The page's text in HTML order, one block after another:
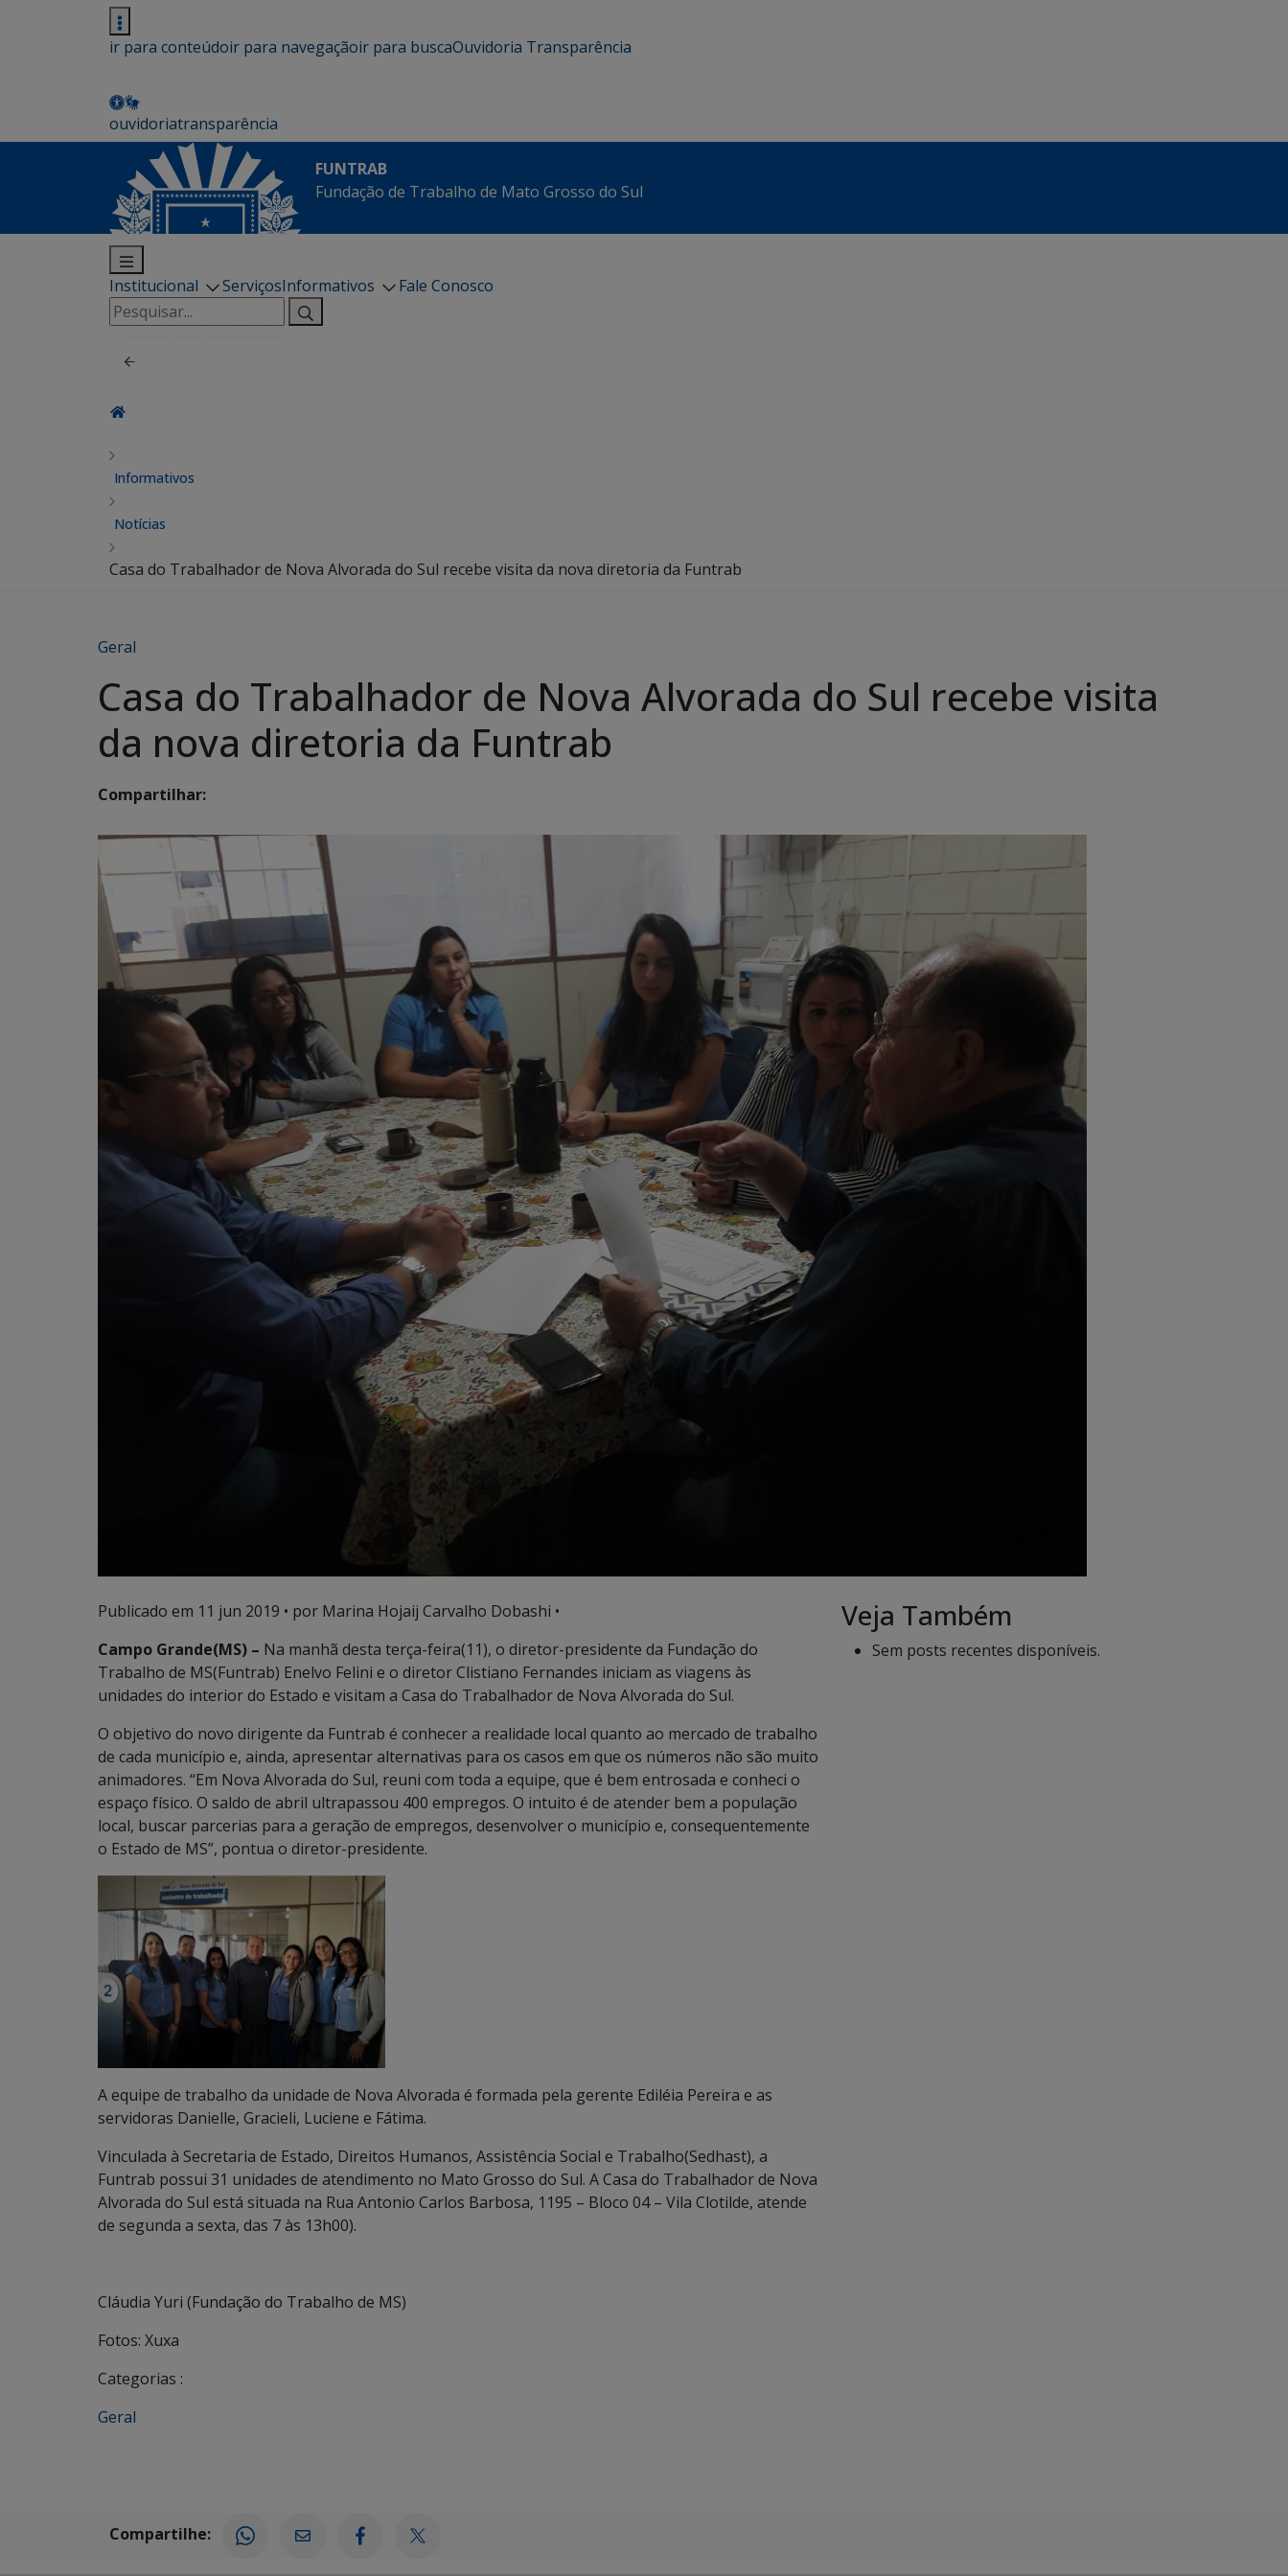
ir para conteúdoir para navegaçãoir para buscaOuvidoria Transparência
ouvidoriatransparência
FUNTRAB
Fundação de Trabalho de Mato Grosso do Sul
Institucional ServiçosInformativos
Fale Conosco
Pesquisar
por:
Informativos
Notícias
Casa do Trabalhador de Nova Alvorada do Sul recebe visita da nova diretoria da Funtrab
Geral
Casa do Trabalhador de Nova Alvorada do Sul recebe visita
da nova diretoria da Funtrab
Compartilhar:
Publicado em 11 jun 2019 • por Marina Hojaij Carvalho Dobashi •
Campo Grande(MS) – Na manhã desta terça-feira(11), o diretor-presidente da Fundação do
Trabalho de MS(Funtrab) Enelvo Felini e o diretor Clistiano Fernandes iniciam as viagens às
unidades do interior do Estado e visitam a Casa do Trabalhador de Nova Alvorada do Sul.
O objetivo do novo dirigente da Funtrab é conhecer a realidade local quanto ao mercado de trabalho
de cada município e, ainda, apresentar alternativas para os casos em que os números não são muito
animadores. “Em Nova Alvorada do Sul, reuni com toda a equipe, que é bem entrosada e conheci o
espaço físico. O saldo de abril ultrapassou 400 empregos. O intuito é de atender bem a população
local, buscar parcerias para a geração de empregos, desenvolver o município e, consequentemente
o Estado de MS”, pontua o diretor-presidente.
A equipe de trabalho da unidade de Nova Alvorada é formada pela gerente Ediléia Pereira e as
servidoras Danielle, Gracieli, Luciene e Fátima.
Vinculada à Secretaria de Estado, Direitos Humanos, Assistência Social e Trabalho(Sedhast), a
Funtrab possui 31 unidades de atendimento no Mato Grosso do Sul. A Casa do Trabalhador de Nova
Alvorada do Sul está situada na Rua Antonio Carlos Barbosa, 1195 – Bloco 04 – Vila Clotilde, atende
de segunda a sexta, das 7 às 13h00).
Cláudia Yuri (Fundação do Trabalho de MS)
Fotos: Xuxa
Categorias :
Geral
Veja Também
Sem posts recentes disponíveis.
Compartilhe: